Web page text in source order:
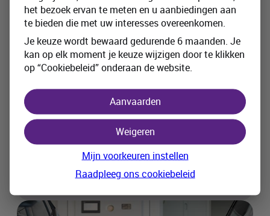
Rookmelders verplicht? Ontdek het
Een woningbrand komt meestal onverwacht en
kan op korte tijd grote schade aanrichten. Toch
kun je jezelf en je gezin beschermen tegen de
ergste gevolgen. Rookmelders spelen daarin een
cruciale rol: ze gaan af zodra er rook wordt
gedetecteerd en geven zo een vroege
waarschuwing bij gevaar.
10 oktober 2025
het bezoek ervan te meten en u aanbiedingen aan
te bieden die met uw interesses overeenkomen.
Je keuze wordt bewaard gedurende 6 maanden. Je
kan op elk moment je keuze wijzigen door te klikken
op “Cookiebeleid” onderaan de website.
Aanvaarden
Weigeren
Mijn voorkeuren instellen
Raadpleeg ons cookiebeleid